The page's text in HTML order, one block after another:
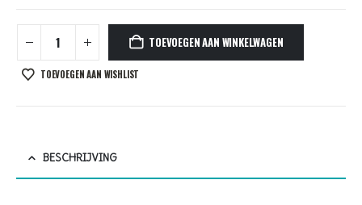
TOEVOEGEN AAN WINKELWAGEN
TOEVOEGEN AAN WISHLIST
BESCHRIJVING